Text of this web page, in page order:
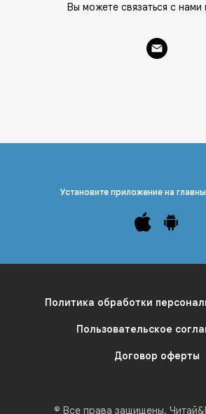
Вы можете связаться с нами
Установите приложение на
Политика обработки
Пользовательское
Договор оферты
© Все права защищены.